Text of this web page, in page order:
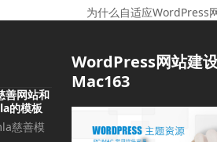
下
文
章:
为什么自适应WordPress
善网站和
的模板
慈善模
WordPress网站建
Mac163